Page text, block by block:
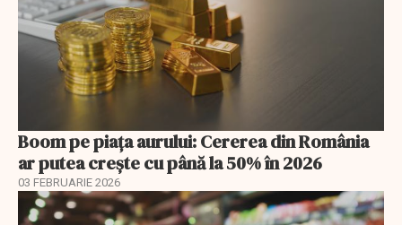
Boom pe piața aurului: Cererea din România
ar putea crește cu până la 50% în 2026
03 FEBRUARIE 2026